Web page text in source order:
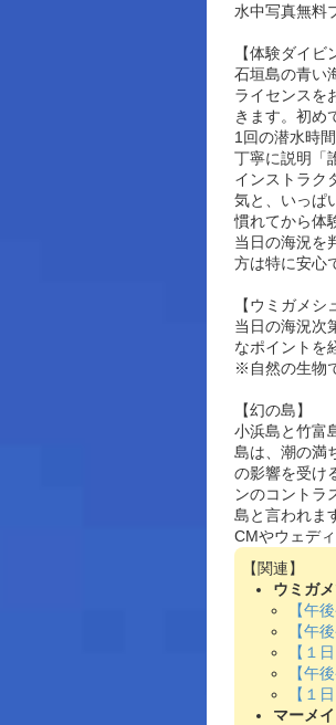
水中写真無料
【体験ダイビ
石垣島の青い
ライセンスを
きます。初め
1回の潜水時
丁寧に説明「
インストラク
気と、いっぱ
慣れてから体
当日の海況を
方は特に安心
【ウミガメシ
当日の海況次
なポイントを
※自然の生物
【幻の島】
小浜島と竹富
島は、潮の満
の影響を受け
ンのコントラ
島と言われま
CMやウェデ
ウミガ
【午
【午
【１
【午
【１
マーメ